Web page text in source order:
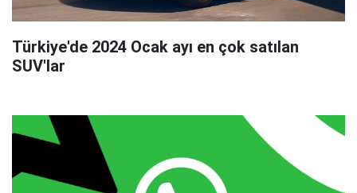
Türkiye'de 2024 Ocak ayı en çok satılan
SUV'lar